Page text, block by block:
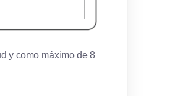
y como máximo de 8